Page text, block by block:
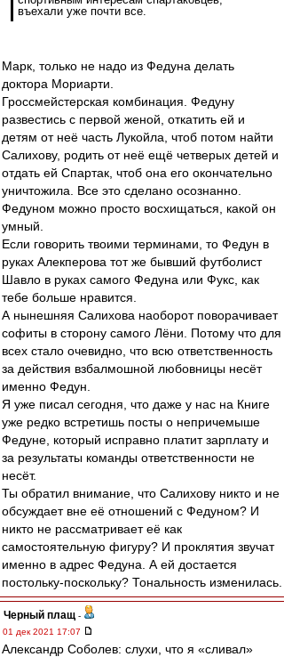
въехали уже почти все.
Марк, только не надо из Федуна делать
доктора Мориарти.
Гроссмейстерская комбинация. Федуну
развестись с первой женой, откатить ей и
детям от неё часть Лукойла, чтоб потом найти
Салихову, родить от неё ещё четверых детей и
отдать ей Спартак, чтоб она его окончательно
уничтожила. Все это сделано осознанно.
Федуном можно просто восхищаться, какой он
умный.
Если говорить твоими терминами, то Федун в
руках Алекперова тот же бывший футболист
Шавло в руках самого Федуна или Фукс, как
тебе больше нравится.
А нынешняя Салихова наоборот поворачивает
софиты в сторону самого Лёни. Потому что для
всех стало очевидно, что всю ответственность
за действия взбалмошной любовницы несёт
именно Федун.
Я уже писал сегодня, что даже у нас на Книге
уже редко встретишь посты о непричемыше
Федуне, который исправно платит зарплату и
за результаты команды ответственности не
несёт.
Ты обратил внимание, что Салихову никто и не
обсуждает вне её отношений с Федуном? И
никто не рассматривает её как
самостоятельную фигуру? И проклятия звучат
именно в адрес Федуна. А ей достается
постольку-поскольку? Тональность изменилась.
Черный плащ -
01 дек 2021 17:07
Александр Соболев: слухи, что я «сливал»